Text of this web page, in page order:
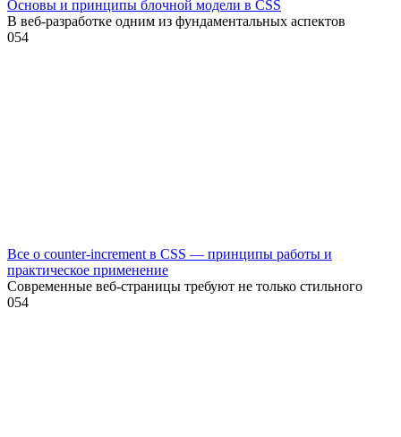
Основы и принципы блочной модели в CSS
В веб-разработке одним из фундаментальных аспектов
054
Все о counter-increment в CSS — принципы работы и
практическое применение
Современные веб-страницы требуют не только стильного
054